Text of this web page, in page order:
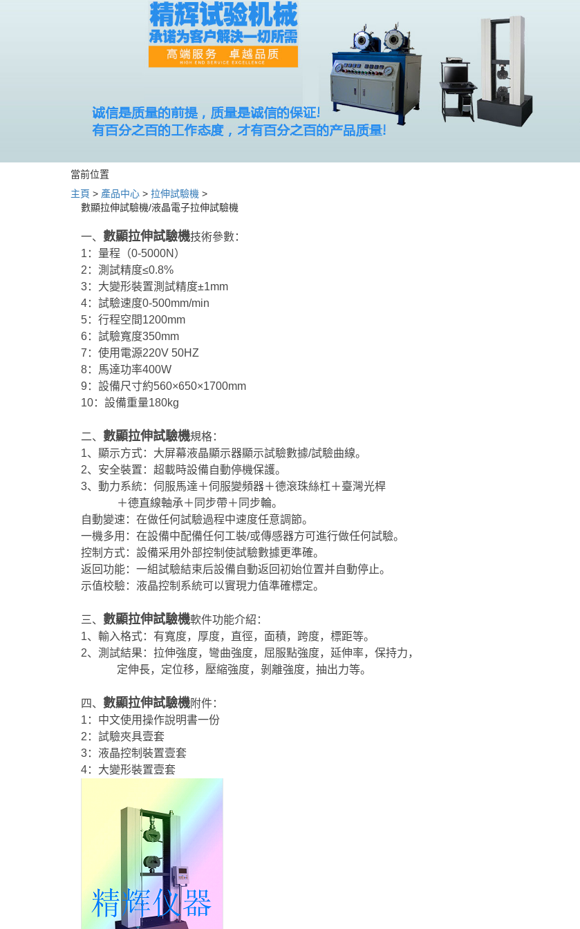
當前位置
主頁 > 產品中心 > 拉伸試驗機 >
數顯拉伸試驗機/液晶電子拉伸試驗機
一、 數顯拉伸試驗機技術參數：
1：量程（0-5000N）
2：測試精度≤0.8%
3：大變形裝置測試精度±1mm
4：試驗速度0-500mm/min
5：行程空間1200mm
6：試驗寬度350mm
7：使用電源220V 50HZ
8：馬達功率400W
9：設備尺寸約560×650×1700mm
10：設備重量180kg
二、 數顯拉伸試驗機規格：
1、顯示方式：大屏幕液晶顯示器顯示試驗數據/試驗曲線。
2、安全裝置：超載時設備自動停機保護。
3、動力系統：伺服馬達＋伺服變頻器＋德滾珠絲杠＋臺灣光桿
＋德直線軸承＋同步帶＋同步輪。
自動變速：在做任何試驗過程中速度任意調節。
一機多用：在設備中配備任何工裝/或傳感器方可進行做任何試驗。
控制方式：設備采用外部控制使試驗數據更準確。
返回功能：一組試驗結束后設備自動返回初始位置并自動停止。
示值校驗：液晶控制系統可以實現力值準確標定。
三、 數顯拉伸試驗機軟件功能介紹：
1、輸入格式：有寬度，厚度，直徑，面積，跨度，標距等。
2、測試結果：拉伸強度，彎曲強度，屈服點強度，延伸率，保持力，
定伸長，定位移，壓縮強度，剝離強度，抽出力等。
四、 數顯拉伸試驗機附件：
1：中文使用操作說明書一份
2：試驗夾具壹套
3：液晶控制裝置壹套
4：大變形裝置壹套